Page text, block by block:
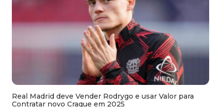
Real Madrid deve Vender Rodrygo e usar Valor para
Contratar novo Craque em 2025